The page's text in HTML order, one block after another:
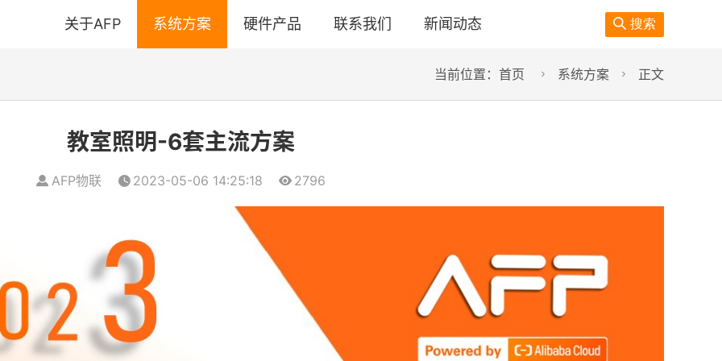
关于AFP 系统方案 硬件产品 联系我们 新闻动态  搜索
当前位置： 首页  系统方案  正文
教室照明-6套主流方案
AFP物联 2023-05-06 14:25:18 2796